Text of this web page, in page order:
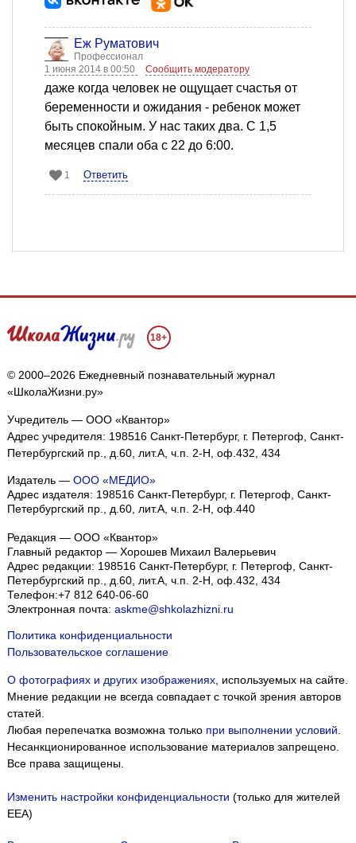
Еж Руматович
Профессионал
1 июня 2014 в 00:50
Сообщить модератору
даже когда человек не ощущает счастья от
беременности и ожидания - ребенок может
быть спокойным. У нас таких два. С 1,5
месяцев спали оба с 22 до 6:00.
1 Ответить
18+
© 2000–2026 Ежедневный познавательный журнал
«ШколаЖизни.ру»
Учредитель — ООО «Квантор»
Адрес учредителя: 198516 Санкт-Петербург, г. Петергоф, Санкт-
Петербургский пр., д.60, лит.А, ч.п. 2-Н, оф.432, 434
Издатель — ООО «МЕДИО»
Адрес издателя: 198516 Санкт-Петербург, г. Петергоф, Санкт-
Петербургский пр., д.60, лит.А, ч.п. 2-Н, оф.440
Редакция — ООО «Квантор»
Главный редактор — Хорошев Михаил Валерьевич
Адрес редакции: 198516 Санкт-Петербург, г. Петергоф Санкт-
Петербургский пр., д.60, лит.А, ч.п. 2-Н, оф.432, 434
Телефон:+7 812 640-06-60
Электронная почта: askme@shkolazhizni.ru
Политика конфиденциальности
Пользовательское соглашение
О фотографиях и других изображениях, используемых на сайте.
Мнение редакции не всегда совпадает с точкой зрения авторов
статей.
Любая перепечатка возможна только при выполнении условий
Несанкционированное использование материалов запрещено.
Все права защищены.
Изменить настройки конфиденциальности (только для жителей
EEA)